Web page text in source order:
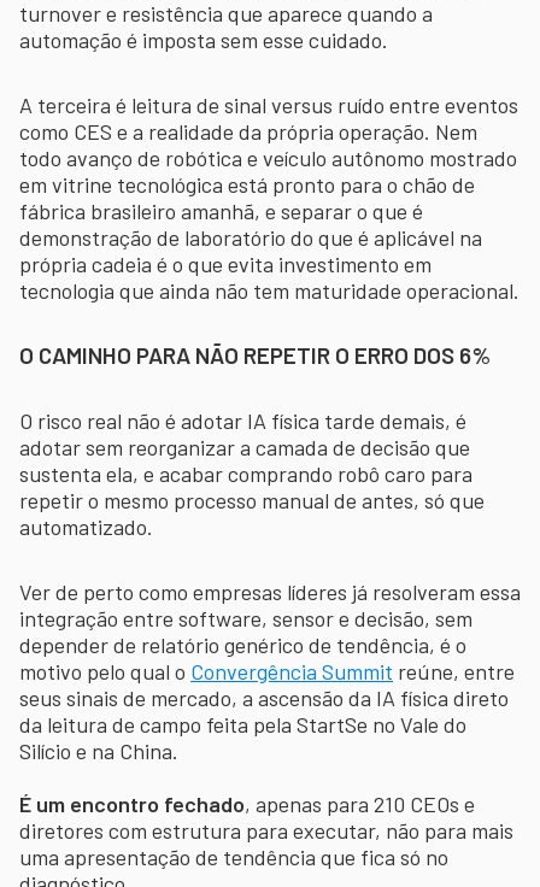
turnover e resistência que aparece quando a
automação é imposta sem esse cuidado.
A terceira é leitura de sinal versus ruído entre eventos
como CES e a realidade da própria operação. Nem
todo avanço de robótica e veículo autônomo mostrado
em vitrine tecnológica está pronto para o chão de
fábrica brasileiro amanhã, e separar o que é
demonstração de laboratório do que é aplicável na
própria cadeia é o que evita investimento em
tecnologia que ainda não tem maturidade operacional.
O CAMINHO PARA NÃO REPETIR O ERRO DOS 6%
O risco real não é adotar IA física tarde demais, é
adotar sem reorganizar a camada de decisão que
sustenta ela, e acabar comprando robô caro para
repetir o mesmo processo manual de antes, só que
automatizado.
Ver de perto como empresas líderes já resolveram essa
integração entre software, sensor e decisão, sem
depender de relatório genérico de tendência, é o
motivo pelo qual o Convergência Summit reúne, entre
seus sinais de mercado, a ascensão da IA física direto
da leitura de campo feita pela StartSe no Vale do
Silício e na China.
É um encontro fechado, apenas para 210 CEOs e
diretores com estrutura para executar, não para mais
uma apresentação de tendência que fica só no